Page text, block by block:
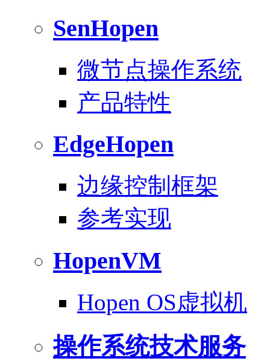
SenHopen
微节点操作系统
产品特性
EdgeHopen
边缘控制框架
参考实现
HopenVM
Hopen OS虚拟机
操作系统技术服务